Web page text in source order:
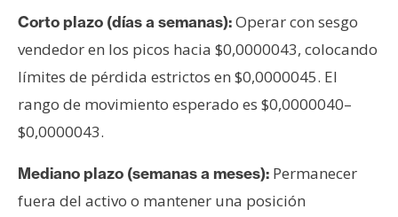
Corto plazo (días a semanas):Operar con sesgo
vendedor en los picos hacia $0,0000043, colocando
límites de pérdida estrictos en $0,0000045. El
rango de movimiento esperado es $0,0000040–
$0,0000043.
Mediano plazo (semanas a meses): Permanecer
fuera del activo o mantener una posición